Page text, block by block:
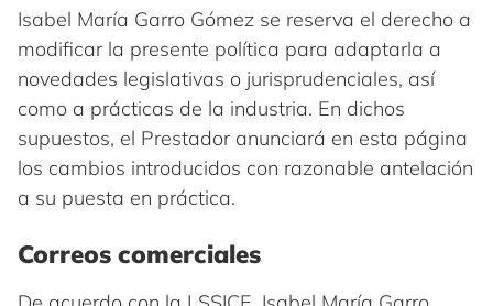
Isabel María Garro Gómez se reserva el derecho a
modificar la presente política para adaptarla a
novedades legislativas o jurisprudenciales, así
como a prácticas de la industria. En dichos
supuestos, el Prestador anunciará en esta página
los cambios introducidos con razonable antelación
a su puesta en práctica.
Correos comerciales